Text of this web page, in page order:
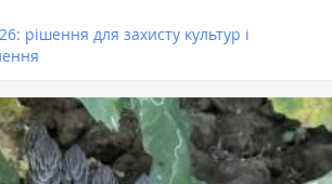
рішення для захисту культур і